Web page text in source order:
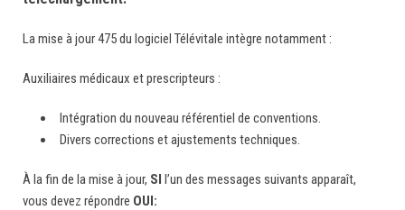
La mise à jour 475 du logiciel Télévitale intègre notamment :
Auxiliaires médicaux et prescripteurs :
Intégration du nouveau référentiel de conventions.
Divers corrections et ajustements techniques.
À la fin de la mise à jour, SI l’un des messages suivants apparaît,
vous devez répondre OUI: